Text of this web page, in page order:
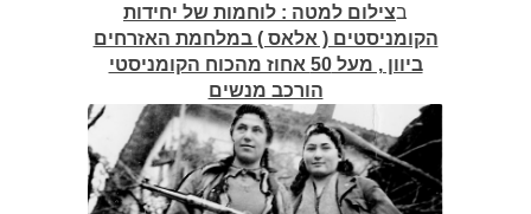
בצילום למטה : לוחמות של יחידות
הקומניסטים ( אלאס ) במלחמת האזרחים
ביוון , מעל 50 אחוז מהכוח הקומניסטי
הורכב מנשים